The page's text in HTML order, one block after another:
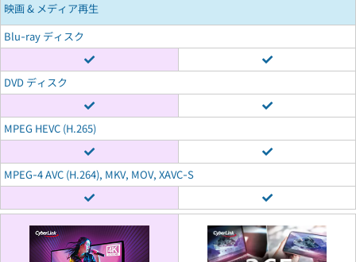
映画 & メディア再生
Blu-ray ディスク
DVD ディスク
MPEG HEVC (H.265)
MPEG-4 AVC (H.264), MKV, MOV, XAVC-S